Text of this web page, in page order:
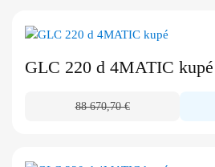
GLC 220 d 4MATIC kupé
88 670,70 €